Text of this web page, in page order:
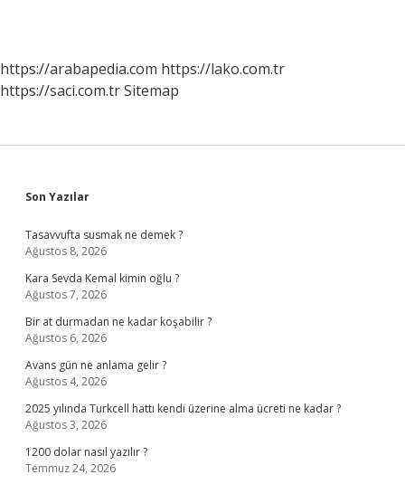
https://arabapedia.com https://lako.com.tr
https://saci.com.trSitemap
Sidebar
Son Yazılar
Tasavvufta susmak ne demek ?
Ağustos 8, 2026
Kara Sevda Kemal kimin oğlu ?
Ağustos 7, 2026
Bir at durmadan ne kadar koşabilir ?
Ağustos 6, 2026
Avans gün ne anlama gelir ?
Ağustos 4, 2026
2025 yılında Turkcell hattı kendi üzerine alma ücreti ne kadar ?
Ağustos 3, 2026
1200 dolar nasıl yazılır ?
Temmuz 24, 2026